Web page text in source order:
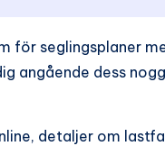
för seglingsplaner
angående dess
detaljer om